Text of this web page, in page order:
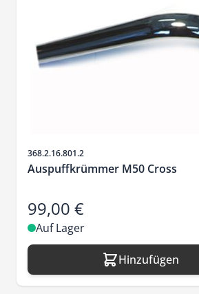
Artikelnr.
368.2.16.801.2
Auspuffkrümmer M50 Cross
99,00 €
Auf Lager
Hinzufügen